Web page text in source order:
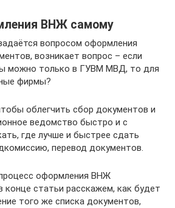
ВНЖ самому
вопросом оформления
возникает вопрос – если
можно только в ГУВМ МВД, то для
фирмы?
облегчить сбор документов и
ведомство быстро и с
где лучше и быстрее сдать
перевод документов.
оформления ВНЖ
конце статьи расскажем, как будет
того же списка документов,